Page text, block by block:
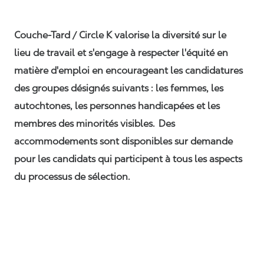
Couche-Tard / Circle K valorise la diversité sur le
lieu de travail et s'engage à respecter l'équité en
matière d'emploi en encourageant les candidatures
des groupes désignés suivants : les femmes, les
autochtones, les personnes handicapées et les
membres des minorités visibles. Des
accommodements sont disponibles sur demande
pour les candidats qui participent à tous les aspects
du processus de sélection.